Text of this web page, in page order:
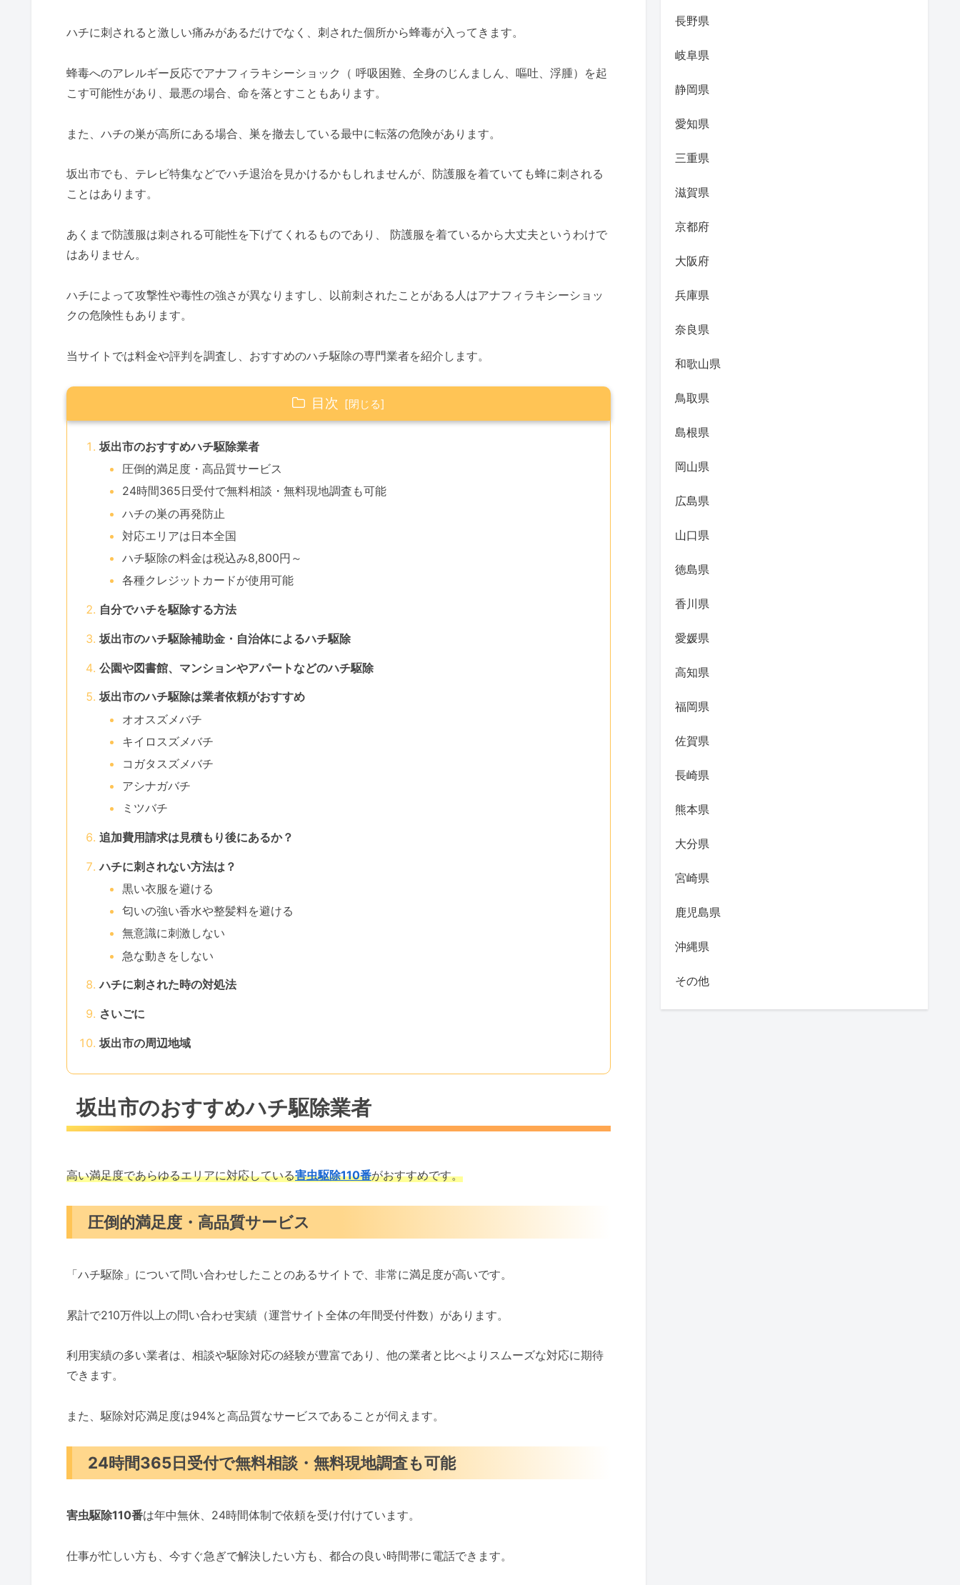
ハチに刺されると激しい痛みがあるだけでなく、刺された個所から蜂毒が入ってきます。
蜂毒へのアレルギー反応でアナフィラキシーショック（ 呼吸困難、全身のじんましん、嘔吐、浮腫）を起
こす可能性があり、最悪の場合、命を落とすこともあります。
また、ハチの巣が高所にある場合、巣を撤去している最中に転落の危険があります。
坂出市でも、テレビ特集などでハチ退治を見かけるかもしれませんが、防護服を着ていても蜂に刺される
ことはあります。
あくまで防護服は刺される可能性を下げてくれるものであり、 防護服を着ているから大丈夫というわけで
はありません。
ハチによって攻撃性や毒性の強さが異なりますし、以前刺されたことがある人はアナフィラキシーショッ
クの危険性もあります。
当サイトでは料金や評判を調査し、おすすめのハチ駆除の専門業者を紹介します。
目次
坂出市のおすすめハチ駆除業者
圧倒的満足度・高品質サービス
24時間365日受付で無料相談・無料現地調査も可能
ハチの巣の再発防止
対応エリアは日本全国
ハチ駆除の料金は税込み8,800円～
各種クレジットカードが使用可能
自分でハチを駆除する方法
坂出市のハチ駆除補助金・自治体によるハチ駆除
公園や図書館、マンションやアパートなどのハチ駆除
坂出市のハチ駆除は業者依頼がおすすめ
オオスズメバチ
キイロスズメバチ
コガタスズメバチ
アシナガバチ
ミツバチ
追加費用請求は見積もり後にあるか？
ハチに刺されない方法は？
黒い衣服を避ける
匂いの強い香水や整髪料を避ける
無意識に刺激しない
急な動きをしない
ハチに刺された時の対処法
さいごに
坂出市の周辺地域
坂出市のおすすめハチ駆除業者
高い満足度であらゆるエリアに対応している害虫駆除110番がおすすめです。
圧倒的満足度・高品質サービス
「ハチ駆除」について問い合わせしたことのあるサイトで、非常に満足度が高いです。
累計で210万件以上の問い合わせ実績（運営サイト全体の年間受付件数）があります。
利用実績の多い業者は、相談や駆除対応の経験が豊富であり、他の業者と比べよりスムーズな対応に期待
できます。
また、駆除対応満足度は94%と高品質なサービスであることが伺えます。
24時間365日受付で無料相談・無料現地調査も可能
害虫駆除110番は年中無休、24時間体制で依頼を受け付けています。
仕事が忙しい方も、今すぐ急ぎで解決したい方も、都合の良い時間帯に電話できます。
長野県
岐阜県
静岡県
愛知県
三重県
滋賀県
京都府
大阪府
兵庫県
奈良県
和歌山県
鳥取県
島根県
岡山県
広島県
山口県
徳島県
香川県
愛媛県
高知県
福岡県
佐賀県
長崎県
熊本県
大分県
宮崎県
鹿児島県
沖縄県
その他